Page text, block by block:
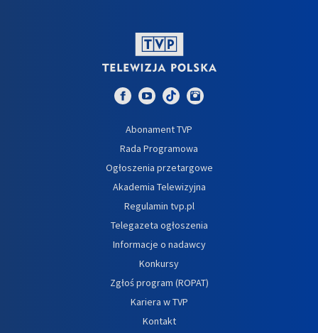
Abonament TVP
Rada Programowa
Ogłoszenia przetargowe
Akademia Telewizyjna
Regulamin tvp.pl
Telegazeta ogłoszenia
Informacje o nadawcy
Konkursy
Zgłoś program (ROPAT)
Kariera w TVP
Kontakt